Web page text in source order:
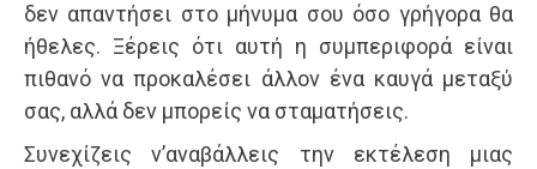
δεν απαντήσει στο μήνυμα σου όσο γρήγορα θα
ήθελες. Ξέρεις ότι αυτή η συμπεριφορά είναι
πιθανό να προκαλέσει άλλον ένα καυγά μεταξύ
σας, αλλά δεν μπορείς να σταματήσεις.
Συνεχίζεις ν’αναβάλλεις την εκτέλεση μιας